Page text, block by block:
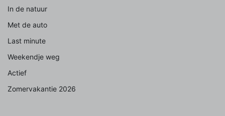
In de natuur
Met de auto
Last minute
Weekendje weg
Actief
Zomervakantie 2026